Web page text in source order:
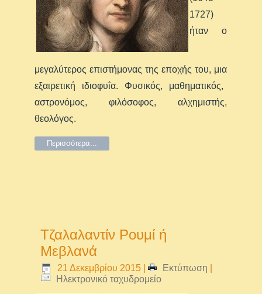
1727)
ήταν ο
μεγαλύτερος επιστήμονας της εποχής του, μια
εξαιρετική ιδιοφυΐα. Φυσικός, μαθηματικός,
αστρονόμος, φιλόσοφος, αλχημιστής,
θεολόγος.
Περισσότερα...
Τζαλαλαντίν Ρουμί ή
Μεβλανά
21 Δεκεμβρίου 2015 | Εκτύπωση
Ηλεκτρονικό ταχυδρομείο